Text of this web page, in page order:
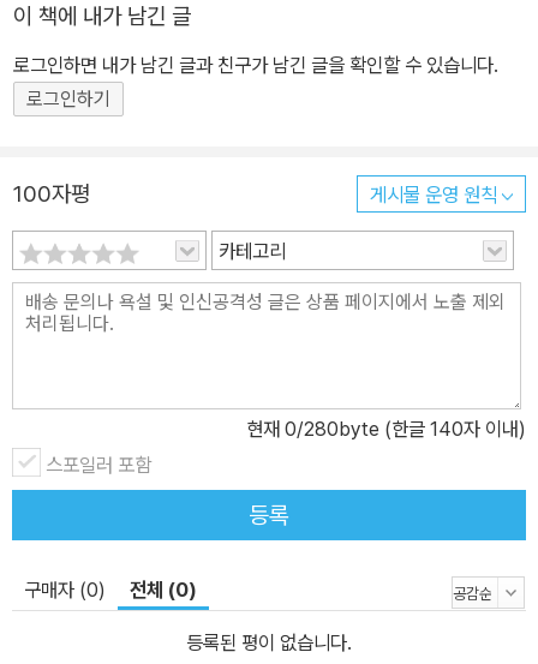
이 책에 내가 남긴 글
로그인하면 내가 남긴 글과 친구가 남긴 글을 확인할 수 있습니다.
로그인하기
100자평 게시물 운영 원칙
카테고리
현재 0/280byte (한글 140자 이내)
스포일러 포함
등록
구매자 (0) 전체 (0)
등록된 평이 없습니다.